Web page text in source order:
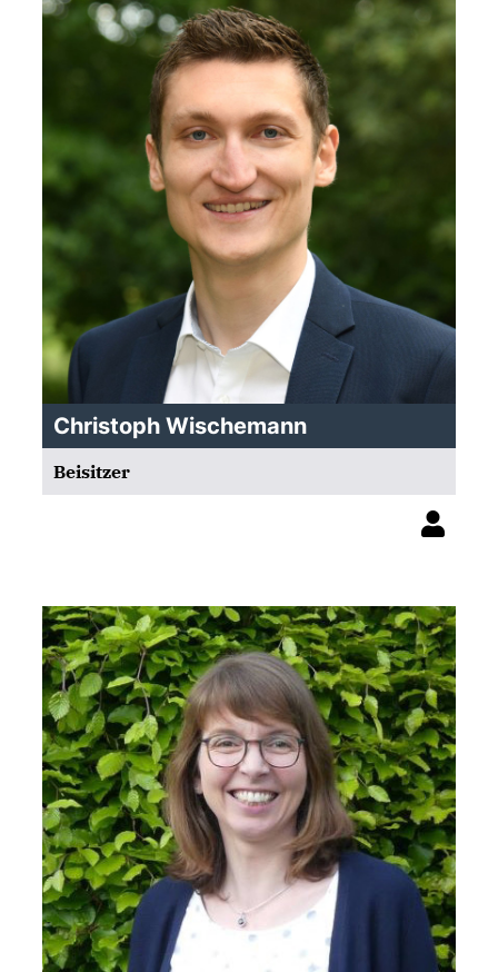
Christoph Wischemann
Beisitzer